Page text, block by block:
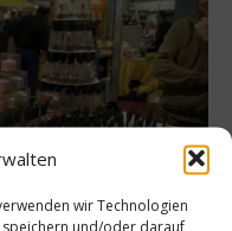
wir Technologien
und/oder darauf